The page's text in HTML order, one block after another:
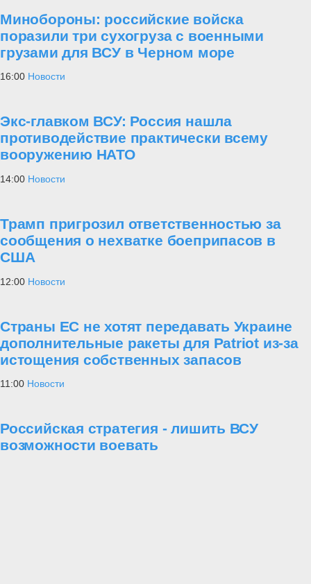
Минобороны: российские войска
поразили три сухогруза с военными
грузами для ВСУ в Черном море
16:00 Новости
Экс-главком ВСУ: Россия нашла
противодействие практически всему
вооружению НАТО
14:00 Новости
Трамп пригрозил ответственностью за
сообщения о нехватке боеприпасов в
США
12:00 Новости
Страны ЕС не хотят передавать Украине
дополнительные ракеты для Patriot из-за
истощения собственных запасов
11:00 Новости
Российская стратегия - лишить ВСУ
возможности воевать